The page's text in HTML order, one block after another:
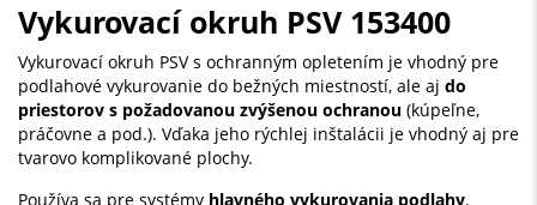
Vykurovací okruh PSV 153400
Vykurovací okruh PSV s ochranným opletením je vhodný pre
podlahové vykurovanie do bežných miestností, ale aj do
priestorov s požadovanou zvýšenou ochranou (kúpeľne,
práčovne a pod.). Vďaka jeho rýchlej inštalácii je vhodný aj pre
tvarovo komplikované plochy.
Používa sa pre systémy hlavného vykurovania podlahy.